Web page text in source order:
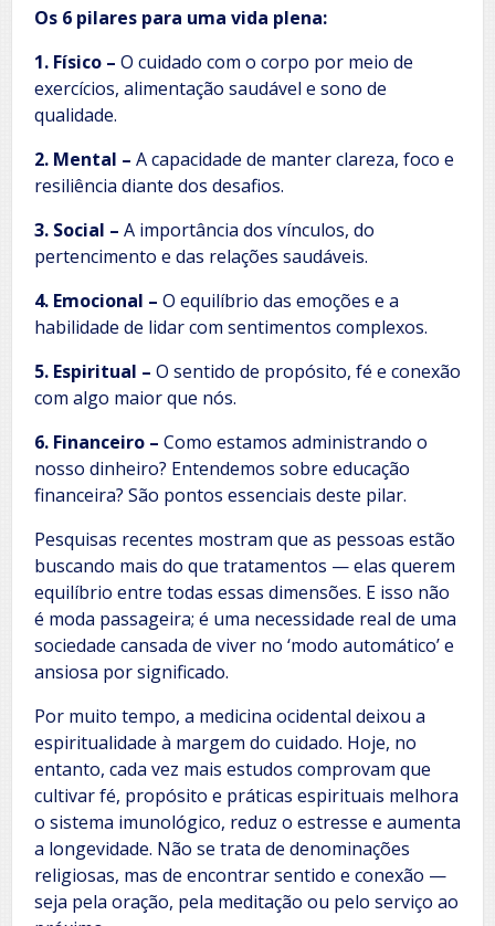
Os 6 pilares para uma vida plena:
1. Físico – O cuidado com o corpo por meio de
exercícios, alimentação saudável e sono de
qualidade.
2. Mental – A capacidade de manter clareza, foco e
resiliência diante dos desafios.
3. Social – A importância dos vínculos, do
pertencimento e das relações saudáveis.
4. Emocional – O equilíbrio das emoções e a
habilidade de lidar com sentimentos complexos.
5. Espiritual – O sentido de propósito, fé e conexão
com algo maior que nós.
6. Financeiro – Como estamos administrando o
nosso dinheiro? Entendemos sobre educação
financeira? São pontos essenciais deste pilar.
Pesquisas recentes mostram que as pessoas estão
buscando mais do que tratamentos — elas querem
equilíbrio entre todas essas dimensões. E isso não
é moda passageira; é uma necessidade real de uma
sociedade cansada de viver no ‘modo automático’ e
ansiosa por significado.
Por muito tempo, a medicina ocidental deixou a
espiritualidade à margem do cuidado. Hoje, no
entanto, cada vez mais estudos comprovam que
cultivar fé, propósito e práticas espirituais melhora
o sistema imunológico, reduz o estresse e aumenta
a longevidade. Não se trata de denominações
religiosas, mas de encontrar sentido e conexão —
seja pela oração, pela meditação ou pelo serviço ao